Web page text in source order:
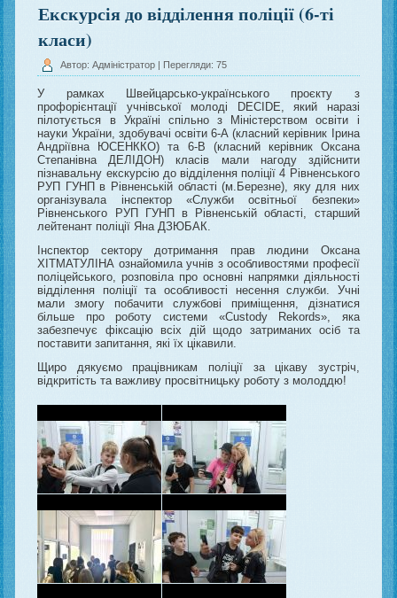
Екскурсія до відділення поліції (6-ті
класи)
Автор: Адміністратор | Перегляди: 75
У рамках Швейцарсько-українського проєкту з
профорієнтації учнівської молоді DECIDE, який наразі
пілотується в Україні спільно з Міністерством освіти і
науки України, здобувачі освіти 6-А (класний керівник Ірина
Андріївна ЮСЕНККО) та 6-В (класний керівник Оксана
Степанівна ДЕЛІДОН) класів мали нагоду здійснити
пізнавальну екскурсію до відділення поліції 4 Рівненського
РУП ГУНП в Рівненській області (м.Березне), яку для них
організувала інспектор «Служби освітньої безпеки»
Рівненського РУП ГУНП в Рівненській області, старший
лейтенант поліції Яна ДЗЮБАК.
Інспектор сектору дотримання прав людини Оксана
ХІТМАТУЛІНА ознайомила учнів з особливостями професії
поліцейського, розповіла про основні напрямки діяльності
відділення поліції та особливості несення служби. Учні
мали змогу побачити службові приміщення, дізнатися
більше про роботу системи «Custody Rekords», яка
забезпечує фіксацію всіх дій щодо затриманих осіб та
поставити запитання, які їх цікавили.
Щиро дякуємо працівникам поліції за цікаву зустріч,
відкритість та важливу просвітницьку роботу з молоддю!